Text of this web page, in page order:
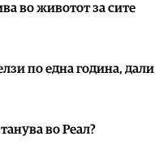
во животот за сите
по една година, дали
во Реал?